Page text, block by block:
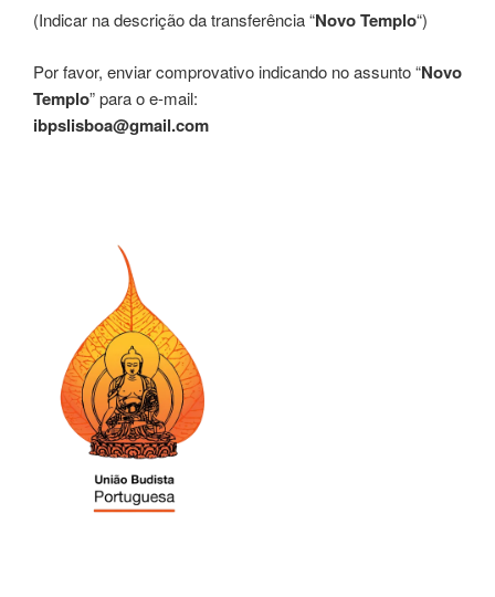
(Indicar na descrição da transferência “Novo Templo“)
Por favor, enviar comprovativo indicando no assunto “Novo
Templo” para o e-mail:
ibpslisboa@gmail.com